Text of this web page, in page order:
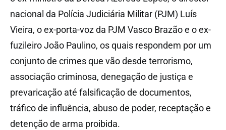
nacional da Polícia Judiciária Militar (PJM) Luís
Vieira, o ex-porta-voz da PJM Vasco Brazão e o ex-
fuzileiro João Paulino, os quais respondem por um
conjunto de crimes que vão desde terrorismo,
associação criminosa, denegação de justiça e
prevaricação até falsificação de documentos,
tráfico de influência, abuso de poder, receptação e
detenção de arma proibida.